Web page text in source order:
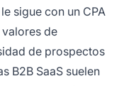
sigue con un CPA
de
de prospectos
B2B SaaS suelen